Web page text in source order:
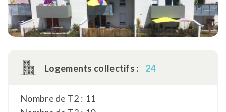
Logements collectifs : 24
Nombre de T2 : 11